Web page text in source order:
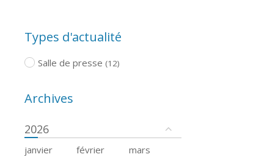
Types d'actualité
Salle de presse (12)
Archives
2026
janvier février
mars